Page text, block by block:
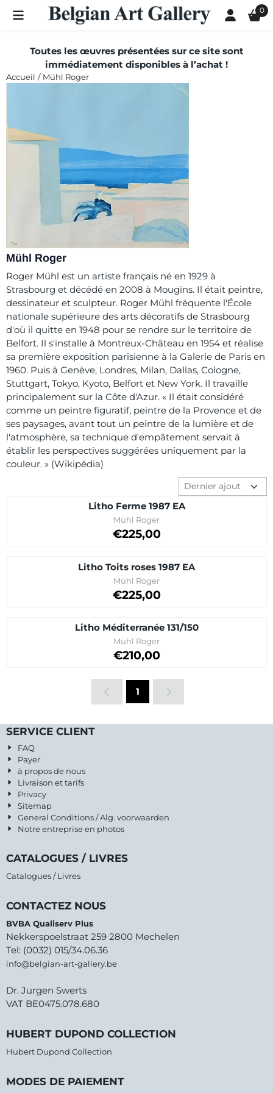
Les préférences de cookies sont actuellement fermées. 0
Toutes les œuvres présentées sur ce site sont
immédiatement disponibles à l’achat !
Accueil / Mühl Roger
Mühl Roger
Roger Mühl est un artiste français né en 1929 à
Strasbourg et décédé en 2008 à Mougins. Il était peintre,
dessinateur et sculpteur. Roger Mühl fréquente l'École
nationale supérieure des arts décoratifs de Strasbourg
d'où il quitte en 1948 pour se rendre sur le territoire de
Belfort. Il s'installe à Montreux-Château en 1954 et réalise
sa première exposition parisienne à la Galerie de Paris en
1960. Puis à Genève, Londres, Milan, Dallas, Cologne,
Stuttgart, Tokyo, Kyoto, Belfort et New York. Il travaille
principalement sur la Côte d'Azur. « Il était considéré
comme un peintre figuratif, peintre de la Provence et de
ses paysages, avant tout un peintre de la lumière et de
l'atmosphère, sa technique d'empâtement servait à
établir les perspectives suggérées uniquement par la
couleur. » (Wikipédia)
Méthode de tri
Litho Ferme 1987 EA
Marque :
Mühl Roger
Prix: 225,00
€225,00
Litho Toits roses 1987 EA
Marque :
Mühl Roger
Prix: 225,00
€225,00
Litho Méditerranée 131/150
Marque :
Mühl Roger
Prix: 210,00
€210,00
1
SERVICE CLIENT
FAQ
Payer
à propos de nous
Livraison et tarifs
Privacy
Sitemap
General Conditions / Alg. voorwaarden
Notre entreprise en photos
CATALOGUES / LIVRES
Catalogues / Livres
CONTACTEZ NOUS
BVBA Qualiserv Plus
Nekkerspoelstraat 259 2800 Mechelen
Tel: (0032) 015/34.06.36
info@belgian-art-gallery.be
Dr. Jurgen Swerts
VAT BE0475.078.680
HUBERT DUPOND COLLECTION
Hubert Dupond Collection
MODES DE PAIEMENT